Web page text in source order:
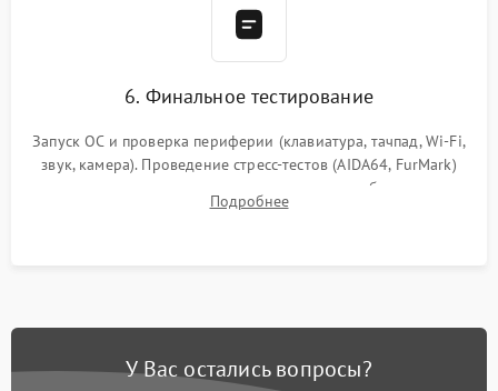
6. Финальное тестирование
Запуск ОС и проверка периферии (клавиатура, тачпад, Wi-Fi,
звук, камера). Проведение стресс-тестов (AIDA64, FurMark)
для контроля температурного режима и стабильности
системы под пиковой нагрузкой.
Подробнее
У Вас остались вопросы?